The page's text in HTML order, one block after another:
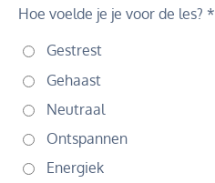
Hoe voelde je je voor de les? *
Gestrest
Gehaast
Neutraal
Ontspannen
Energiek